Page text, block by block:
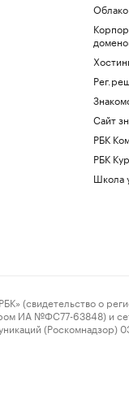
Сайт
РБК
РБК
Школа
о
ИА №ФС77-63848) и